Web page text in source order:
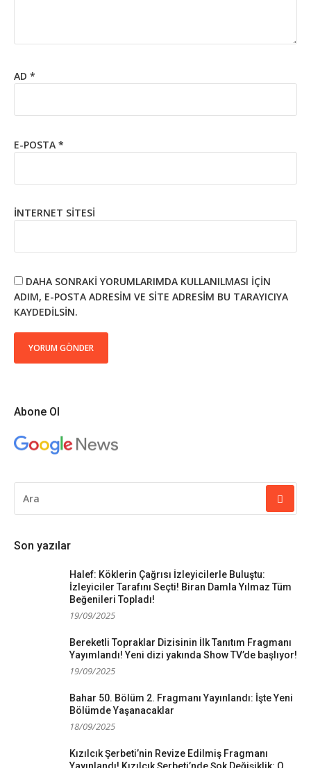
AD *
E-POSTA *
İNTERNET SITESI
DAHA SONRAKI YORUMLARIMDA KULLANILMASI IÇIN
ADIM, E-POSTA ADRESIM VE SITE ADRESIM BU TARAYICIYA
KAYDEDILSIN.
Abone Ol
YAP:
Son yazılar
Halef: Köklerin Çağrısı İzleyicilerle Buluştu:
İzleyiciler Tarafını Seçti! Biran Damla Yılmaz Tüm
Beğenileri Topladı!
19/09/2025
Bereketli Topraklar Dizisinin İlk Tanıtım Fragmanı
Yayımlandı! Yeni dizi yakında Show TV’de başlıyor!
19/09/2025
Bahar 50. Bölüm 2. Fragmanı Yayınlandı: İşte Yeni
Bölümde Yaşanacaklar
18/09/2025
Kızılcık Şerbeti’nin Revize Edilmiş Fragmanı